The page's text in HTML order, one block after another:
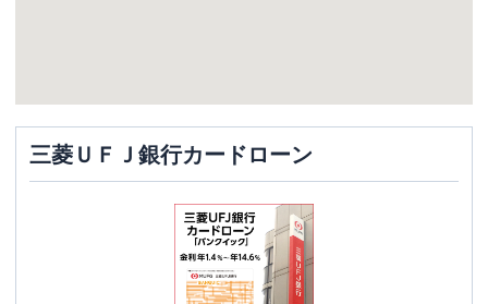
三菱ＵＦＪ銀行カードローン